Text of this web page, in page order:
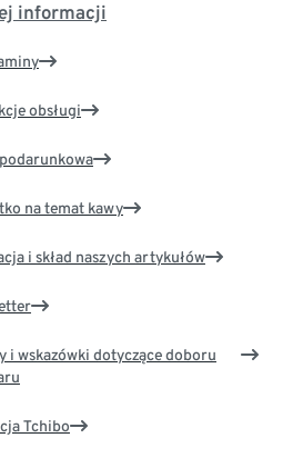
informacji
obsługi
na temat kawy
i skład naszych artykułów
i wskazówki dotyczące doboru
Tchibo